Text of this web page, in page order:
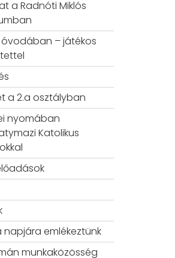
a Radnóti Miklós
– játékos
a 2.a osztályban
nyomában
Katolikus
napjára emlékeztünk
munkaközösség